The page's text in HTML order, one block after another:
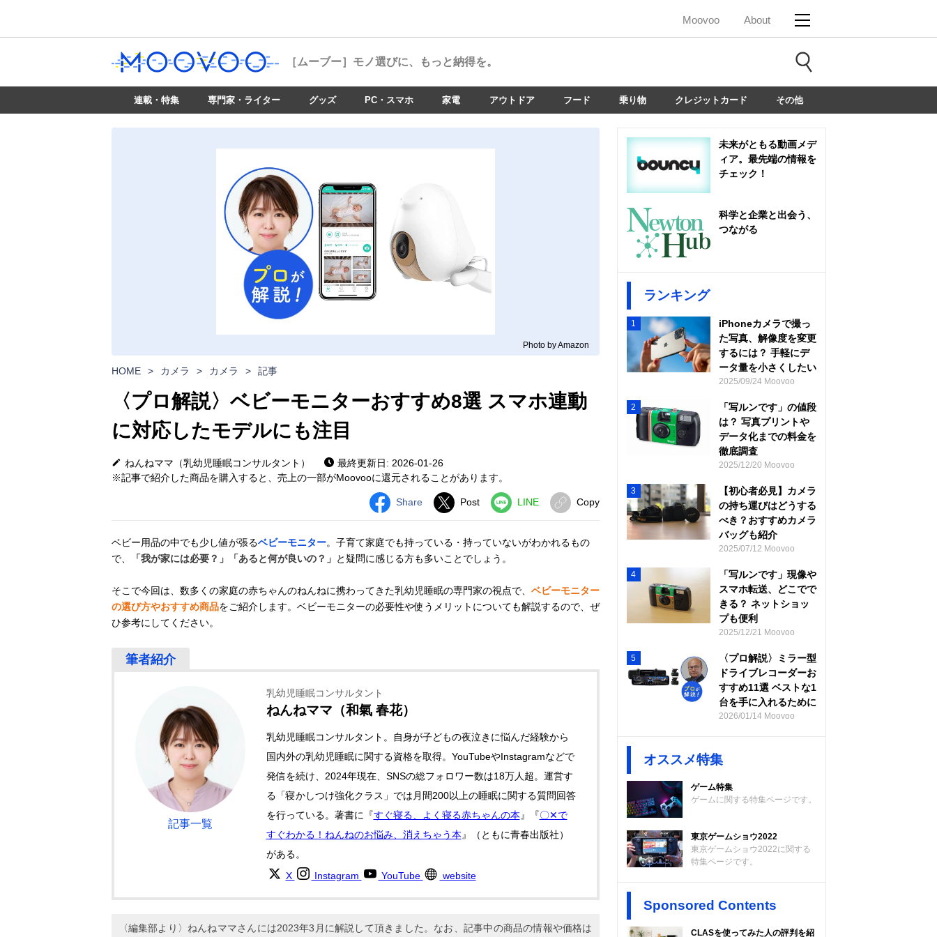
Moovoo About
［ムーブー］ モノ選びに、もっと納得を。
連載・特集 専門家・ライター グッズ PC・スマホ 家電 アウトドア フード 乗り物 クレジットカード その他
Photo by Amazon
HOME > カメラ > カメラ > 記事
〈プロ解説〉ベビーモニターおすすめ8選 スマホ連動
に対応したモデルにも注目
ねんねママ（乳幼児睡眠コンサルタント）
最終更新日: 2026-01-26
※記事で紹介した商品を購入すると、売上の一部がMoovooに還元されることがあります。
Share Post LINE Copy
ベビー用品の中でも少し値が張るベビーモニター。子育て家庭でも持っている・持っていないがわかれるもの
で、
「我が家には必要？」「あると何が良いの？」 と疑問に感じる方も多いことでしょう。
そこで今回は、数多くの家庭の赤ちゃんのねんねに携わってきた乳幼児睡眠の専門家の視点で、 ベビーモニター
の選び方やおすすめ商品をご紹介します。ベビーモニターの必要性や使うメリットについても解説するので、ぜ
ひ参考にしてください。
記事一覧
乳幼児睡眠コンサルタント
ねんねママ（和氣 春花）
乳幼児睡眠コンサルタント。自身が子どもの夜泣きに悩んだ経験から
国内外の乳幼児睡眠に関する資格を取得。YouTubeやInstagramなどで
発信を続け、2024年現在、SNSの総フォロワー数は18万人超。運営す
る「寝かしつけ強化クラス」では月間200以上の睡眠に関する質問回答
を行っている。著書に『すぐ寝る、よく寝る赤ちゃんの本 』『〇✕で
すぐわかる！ねんねのお悩み、消えちゃう本 』（ともに青春出版社）
がある。
X
Instagram YouTube website
〈編集部より〉ねんねママさんには2023年3月に解説して頂きました。なお、記事中の商品の情報や価格は
未来がともる動画メデ
ィア。最先端の情報を
チェック！
科学と企業と出会う、
つながる
ランキング
1
iPhoneカメラで撮っ
た写真、解像度を変更
するには？ 手軽にデ
ータ量を小さくしたい
2025/09/24 Moovoo
2
「写ルンです」の値段
は？ 写真プリントや
データ化までの料金を
徹底調査
2025/12/20 Moovoo
3
【初心者必見】カメラ
の持ち運びはどうする
べき？おすすめカメラ
バッグも紹介
2025/07/12 Moovoo
4
「写ルンです」現像や
スマホ転送、どこでで
きる？ ネットショッ
プも便利
2025/12/21 Moovoo
5
〈プロ解説〉ミラー型
ドライブレコーダーお
すすめ11選 ベストな1
台を手に入れるために
2026/01/14 Moovoo
オススメ特集
ゲーム特集
ゲームに関する特集ページです。
東京ゲームショウ2022
東京ゲームショウ2022に関する
特集ページです。
Sponsored Contents
CLASを使ってみた人の評判を紹